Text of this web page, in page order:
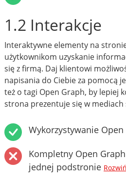
1.2 Interakcje
Interaktywne elementy na
użytkownikom uzyskanie
się z firmą. Daj klientowi
napisania do Ciebie za pomocą
też o tagi Open Graph, by lepiej
strona prezentuje się w mediach
Wykorzystywanie Open
Kompletny Open
jednej podstronie Rozwiń